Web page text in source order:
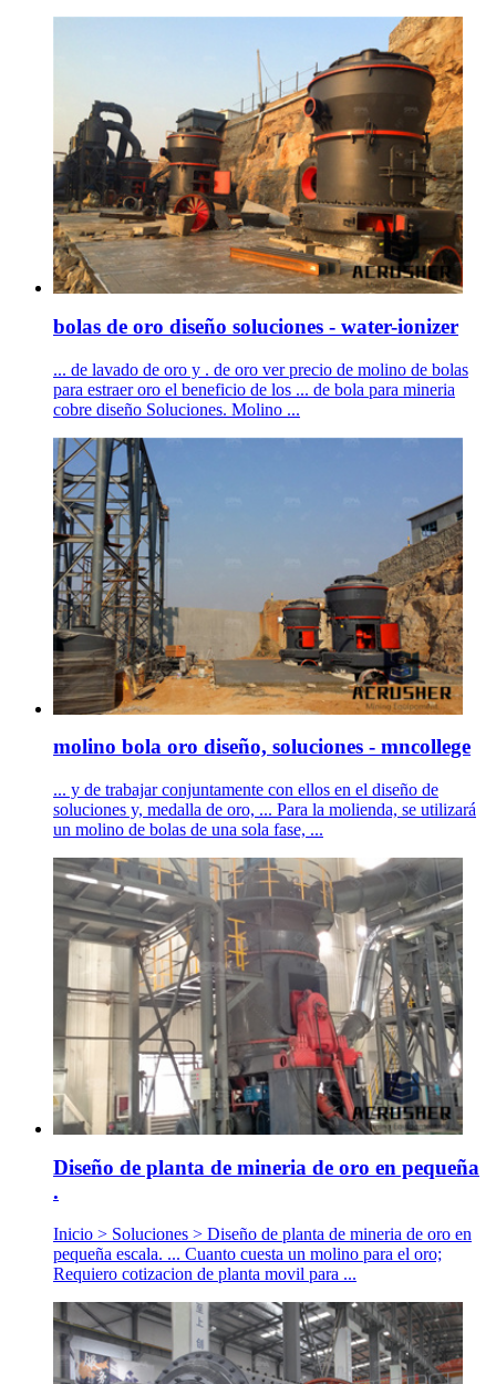
bolas de oro diseño soluciones - water-ionizer
... de lavado de oro y . de oro ver precio de molino de bolas
para estraer oro el beneficio de los ... de bola para mineria
cobre diseño Soluciones. Molino ...
molino bola oro diseño, soluciones - mncollege
... y de trabajar conjuntamente con ellos en el diseño de
soluciones y, medalla de oro, ... Para la molienda, se utilizará
un molino de bolas de una sola fase, ...
Diseño de planta de mineria de oro en pequeña
.
Inicio > Soluciones > Diseño de planta de mineria de oro en
pequeña escala. ... Cuanto cuesta un molino para el oro;
Requiero cotizacion de planta movil para ...